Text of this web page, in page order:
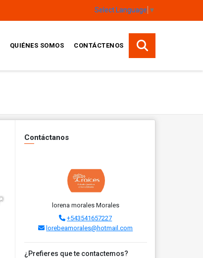
Select Language ▼
QUIÉNES SOMOS CONTÁCTENOS
Contáctanos
lorena morales Morales
+543541657227
lorebeamorales@hotmail.com
¿Prefieres que te contactemos?